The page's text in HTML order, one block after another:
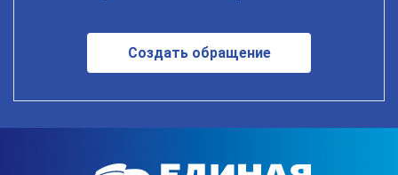
Создать обращение